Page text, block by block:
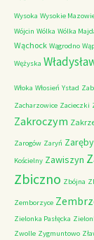
Wysoka Wysokie
Wójcin Wólka Wólka
Wąchock Wągrodno
Wężyska
Włoka Włosień Ystad
Zacharzowice Zacieczki
Zakroczym
Zarogów Zaryń Zaręby
Kościelny Zawiszyn
Zbiczno Zbójna
Zemborzyce
Zielonka Pasłęcka
Zwolle Zygmuntowo